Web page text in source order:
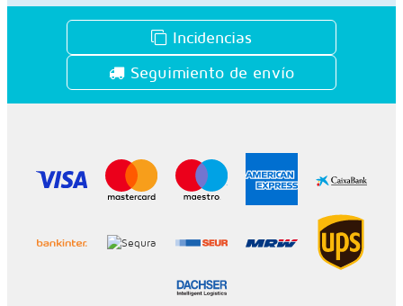
Incidencias
Seguimiento de envío